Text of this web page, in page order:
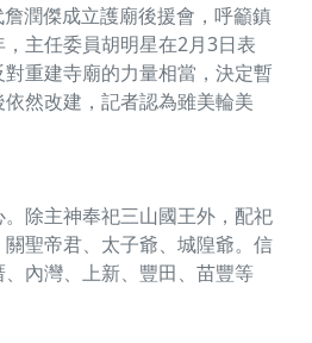
潤傑成立護廟後援會，呼籲鎮
主任委員胡明星在2月3日表
重建寺廟的力量相當，決定暫
然改建，記者認為雖美輪美
除主神奉祀三山國王外，配祀
聖帝君、太子爺、城隍爺。信
內灣、上新、豐田、苗豐等